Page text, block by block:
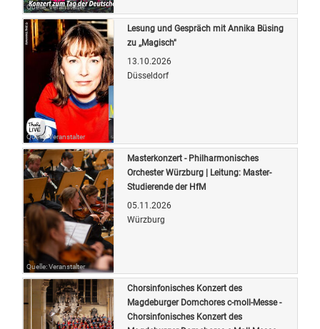
Quelle: Veranstalter
Quelle: Veranstalter
Lesung und Gespräch mit Annika Büsing
zu ,,Magisch"
13.10.2026
Düsseldorf
Quelle: Veranstalter
Masterkonzert - Philharmonisches
Orchester Würzburg | Leitung: Master-
Studierende der HfM
05.11.2026
Würzburg
Chorsinfonisches Konzert des
Magdeburger Domchores c-moll-Messe -
Chorsinfonisches Konzert des